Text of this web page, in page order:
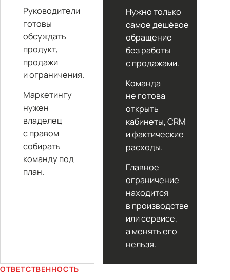
Руководители
готовы
обсуждать
продукт,
продажи
и ограничения.
Маркетингу
нужен
владелец
с правом
собирать
команду под
план.
Нужно только
самое дешёвое
обращение
без работы
с продажами.
Команда
не готова
открыть
кабинеты, CRM
и фактические
расходы.
Главное
ограничение
находится
в производстве
или сервисе,
а менять его
нельзя.
ОТВЕТСТВЕННОСТЬ